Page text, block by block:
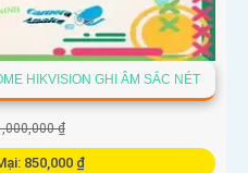
HIKVISION GHI ÂM SẮC NÉT
₫
850,000 ₫